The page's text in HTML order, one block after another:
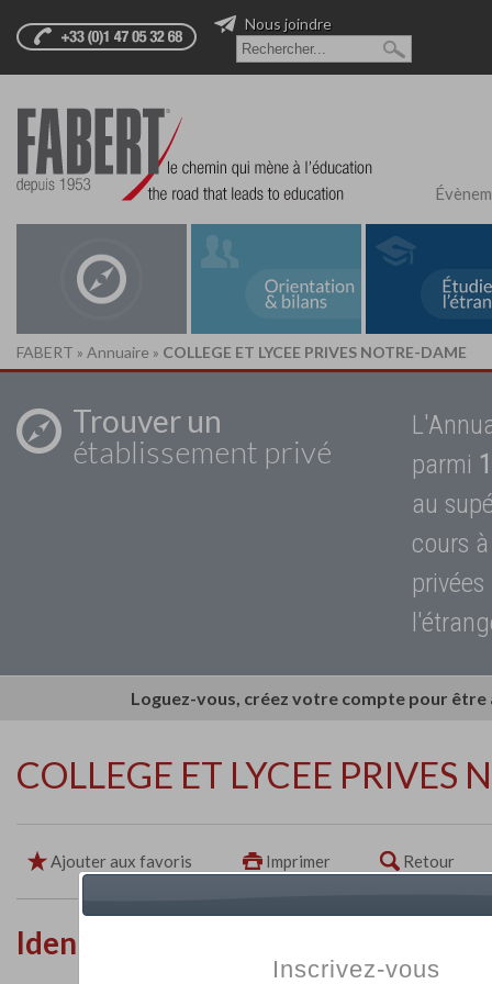
Nous joindre
FABERT » Annuaire » COLLEGE ET LYCEE PRIVES NOTRE-DAME
Trouver un
établissement privé
parmi
au
cours
Loguez-vous, créez votre compte pour
COLLEGE ET LYCEE PRIVES
Ajouter aux favoris Imprimer Retour
Identité de l'établissement
Inscrivez-vous